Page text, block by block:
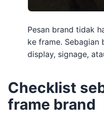
Pesan brand tidak
ke frame. Sebagian
display, signage,
Checklist
frame brand